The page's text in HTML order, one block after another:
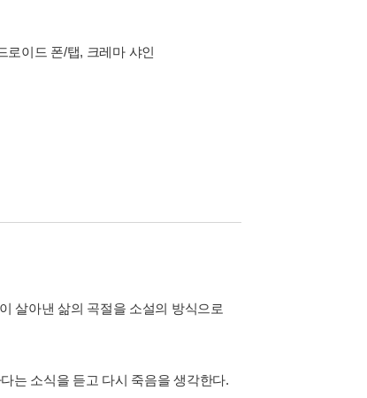
로이드 폰/탭, 크레마 샤인
살아낸 삶의 곡절을 소설의 방식으로
는 소식을 듣고 다시 죽음을 생각한다.